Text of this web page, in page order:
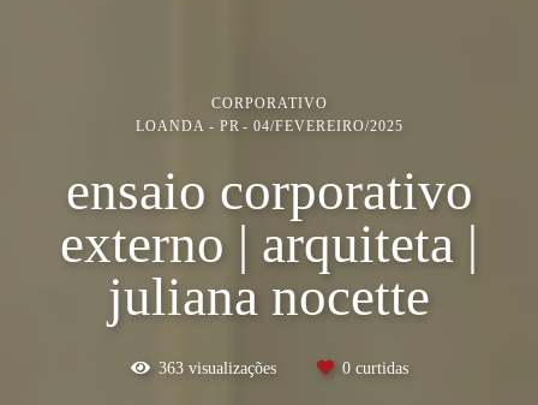
CORPORATIVO
LOANDA - PR
04/FEVEREIRO/2025
ensaio corporativo
externo | arquiteta |
juliana nocette
363visualizações 0curtidas